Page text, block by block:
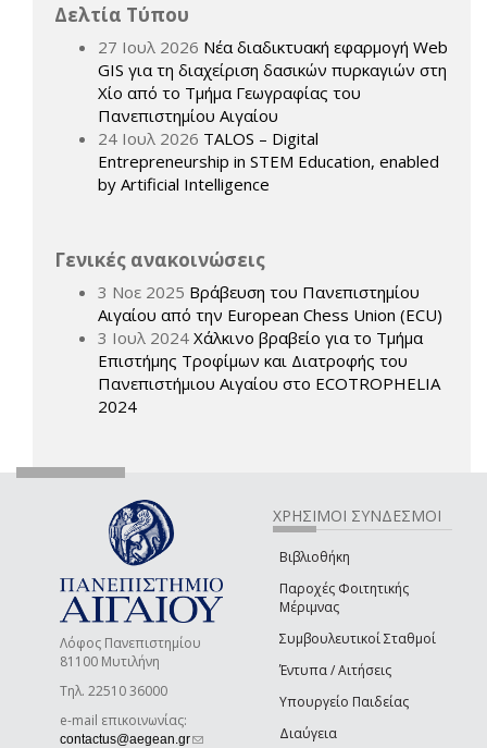
Δελτία Τύπου
27 Ιουλ 2026 Νέα διαδικτυακή εφαρμογή Web
GIS για τη διαχείριση δασικών πυρκαγιών στη
Χίο από το Τμήμα Γεωγραφίας του
Πανεπιστημίου Αιγαίου
24 Ιουλ 2026 TALOS – Digital
Entrepreneurship in STEM Education, enabled
by Artificial Intelligence
Γενικές ανακοινώσεις
3 Νοε 2025 Βράβευση του Πανεπιστημίου
Αιγαίου από την European Chess Union (ECU)
3 Ιουλ 2024 Χάλκινο βραβείο για το Τμήμα
Επιστήμης Τροφίμων και Διατροφής του
Πανεπιστήμιου Αιγαίου στο ECOTROPHELIA
2024
Λόφος Πανεπιστημίου
81100 Μυτιλήνη
Τηλ. 22510 36000
e-mail επικοινωνίας:
contactus@aegean.gr(link sends e-mail)
ΧΡΗΣΙΜΟΙ ΣΥΝΔΕΣΜΟΙ
Βιβλιοθήκη
Παροχές Φοιτητικής
Μέριμνας
Συμβουλευτικοί Σταθμοί
Έντυπα / Αιτήσεις
Υπουργείο Παιδείας
Διαύγεια